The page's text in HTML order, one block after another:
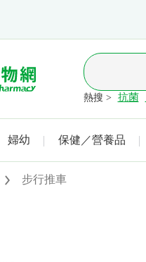
熱搜 > 抗菌
婦幼 保健／營養品
步行推車